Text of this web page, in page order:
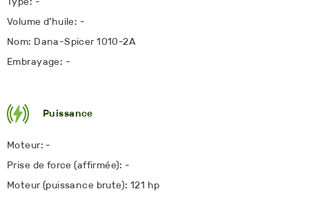
Volume d’huile: -
Nom: Dana-Spicer 1010-2A
Embrayage: -
Puissance
Moteur: -
Prise de force (affirmée): -
Moteur (puissance brute): 121 hp